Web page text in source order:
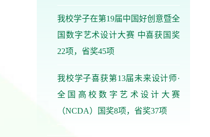
我校学子在第19届中国好创意暨全
国数字艺术设计大赛 中喜获国奖
22项，省奖45项
我校学子喜获第13届未来设计师·
全国高校数字艺术设计大赛
（NCDA）国奖8项，省奖37项